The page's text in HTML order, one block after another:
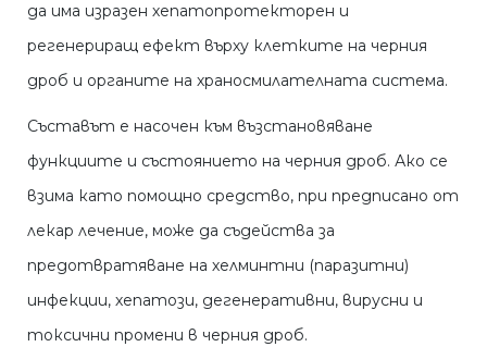
да има изразен хепатопротекторен и
регенериращ ефект върху клетките на черния
дроб и органите на храносмилателната система.
Съставът е насочен към възстановяване
функциите и състоянието на черния дроб. Ако се
взима като помощно средство, при предписано от
лекар лечение, може да съдейства за
предотвратяване на хелминтни (паразитни)
инфекции, хепатози, дегенеративни, вирусни и
токсични промени в черния дроб.